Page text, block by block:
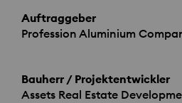
Auftraggeber
Profession Aluminium
Bauherr / Projektentwickler
Assets Real Estate